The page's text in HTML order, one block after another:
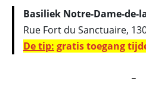
Basiliek Notre-Dame-de-
Rue Fort du Sanctuaire,
De tip: gratis toegang